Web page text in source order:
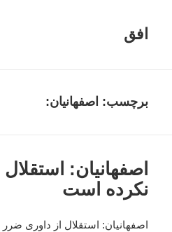
افق
برچسب: اصفهانیان:
اصفهانیان:
نکرده است
اصفهانیان: استقلال از داوری